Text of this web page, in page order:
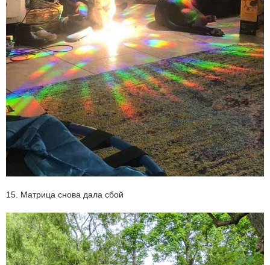
15. Матрица снова дала сбой